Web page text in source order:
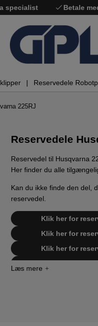
specialist Betale
Reservedele
225RJ
Reservedele
Reservedel til Husqvarna
Her finder du alle
Kan du ikke finde den del,
reservedel.
Klik her for
Klik her for
Klik her for